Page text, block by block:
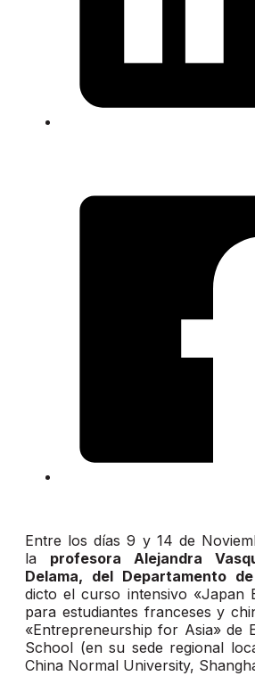
Entre los días 9 y 14 de
la profesora Alejandra
Delama, del Departamento
dicto el curso intensivo «Japan
para estudiantes franceses y
«Entrepreneurship for Asia» de
School (en su sede regional
China Normal University,